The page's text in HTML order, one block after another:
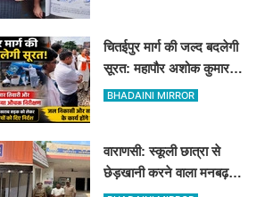
चितईपुर मार्ग की जल्द बदलेगी
सूरत: महापौर अशोक कुमार
तिवारी और नगर आयुक्त ने किया
BHADAINI MIRROR
वाराणसी: स्कूली छात्रा से
छेड़खानी करने वाला मनबढ़